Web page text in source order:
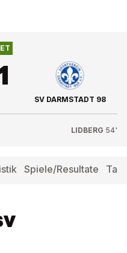
SV DARMSTADT 98
LIDBERG 54'
Spiele/Resultate